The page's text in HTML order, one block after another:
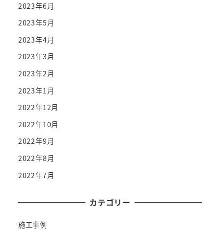
2023年6月
2023年5月
2023年4月
2023年3月
2023年2月
2023年1月
2022年12月
2022年10月
2022年9月
2022年8月
2022年7月
カテゴリー
施工事例